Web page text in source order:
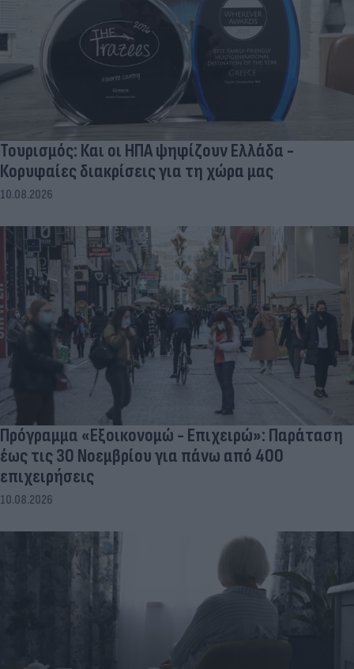
Τουρισμός: Και οι ΗΠΑ ψηφίζουν Ελλάδα -
Κορυφαίες διακρίσεις για τη χώρα μας
10.08.2026
Πρόγραμμα «Εξοικονομώ - Επιχειρώ»: Παράταση
έως τις 30 Νοεμβρίου για πάνω από 400
επιχειρήσεις
10.08.2026